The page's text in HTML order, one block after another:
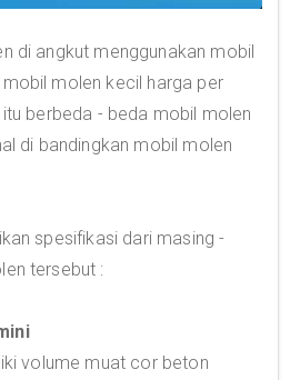
di angkut menggunakan mobil
molen kecil harga per
berbeda - beda mobil molen
di bandingkan mobil molen
spesifikasi dari masing -
tersebut :
volume muat cor beton